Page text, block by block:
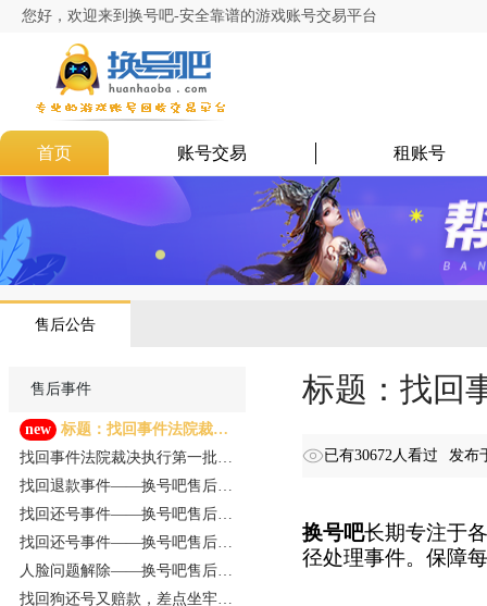
您好，欢迎来到换号吧-安全靠谱的游戏账号交易平台
首页 账号交易 租账号
售后公告
售后事件
new
执行第二批（11人）
找回事件法院裁决执行第一批
（16人）
找回退款事件——换号吧售后处
理事件220729
找回还号事件——换号吧售后处
理事件220630
找回还号事件——换号吧售后处
理事件220617
人脸问题解除——换号吧售后处
理事件220611
找回狗还号又赔款，差点坐牢，
标题：找回
已有30672人看过 发布
换号吧长期专注于
径处理事件。保障